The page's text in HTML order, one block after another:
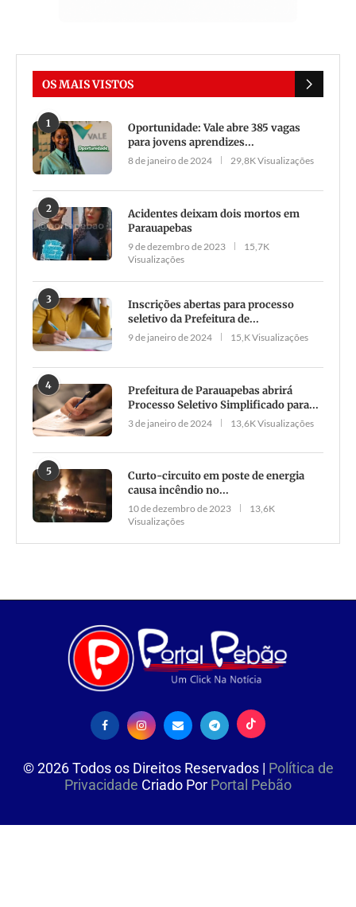
OS MAIS VISTOS
1
Oportunidade: Vale abre 385 vagas
para jovens aprendizes...
8 de janeiro de 2024 29,8K Visualizações
2
Acidentes deixam dois mortos em
Parauapebas
9 de dezembro de 2023
15,7K
Visualizações
3
Inscrições abertas para processo
seletivo da Prefeitura de...
9 de janeiro de 2024 15,K Visualizações
4
Prefeitura de Parauapebas abrirá
Processo Seletivo Simplificado para...
3 de janeiro de 2024 13,6K Visualizações
5
Curto-circuito em poste de energia
causa incêndio no...
10 de dezembro de 2023
13,6K
Visualizações
©2026Todos os Direitos Reservados | Política de
Privacidade Criado Por Portal Pebão